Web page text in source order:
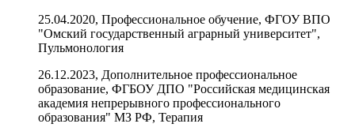
25.04.2020, Профессиональное обучение, ФГОУ ВПО
"Омский государственный аграрный университет",
Пульмонология
26.12.2023, Дополнительное профессиональное
образование, ФГБОУ ДПО "Российская медицинская
академия непрерывного профессионального
образования" МЗ РФ, Терапия